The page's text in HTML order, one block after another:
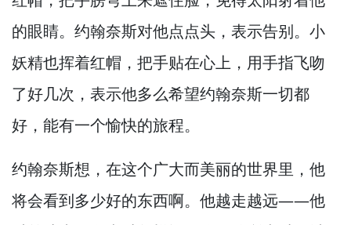
的眼睛。 约翰奈斯对他点点头， 表示告别。 小
妖精也挥着红帽， 把手贴在心上， 用手指飞吻
了好几次， 表示他多么希望约翰奈斯一切都
好， 能有一个愉快的旅程。
约翰奈斯想， 在这个广大而美丽的世界里， 他
将会看到多少好的东西啊。 他越走越远——他